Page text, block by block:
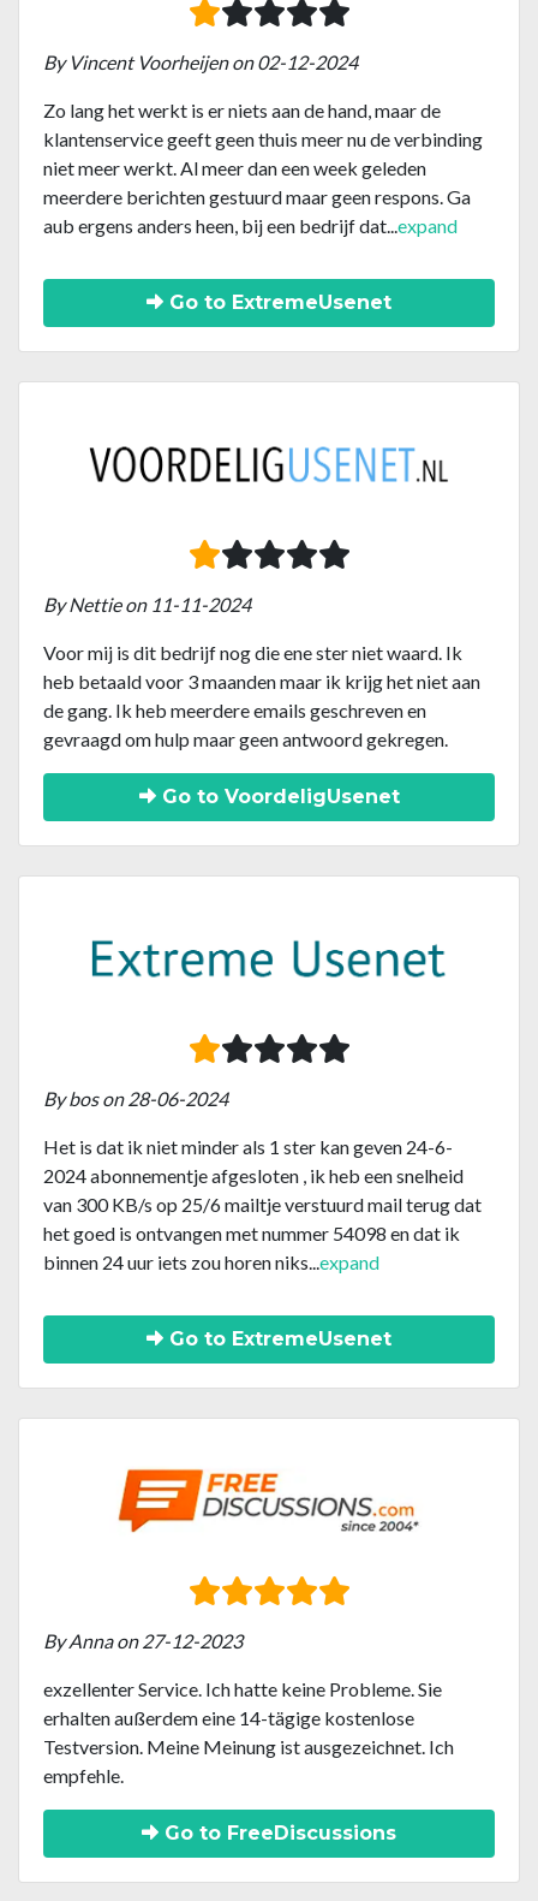
By Vincent Voorheijen on 02-12-2024
Zo lang het werkt is er niets aan de hand, maar de
klantenservice geeft geen thuis meer nu de verbinding
niet meer werkt. Al meer dan een week geleden
meerdere berichten gestuurd maar geen respons. Ga
aub ergens anders heen, bij een bedrijf dat expand
Go to ExtremeUsenet
By Nettie on 11-11-2024
Voor mij is dit bedrijf nog die ene ster niet waard. Ik
heb betaald voor 3 maanden maar ik krijg het niet aan
de gang. Ik heb meerdere emails geschreven en
gevraagd om hulp maar geen antwoord gekregen.
Go to VoordeligUsenet
By bos on 28-06-2024
Het is dat ik niet minder als 1 ster kan geven 24-6-
2024 abonnementje afgesloten , ik heb een snelheid
van 300 KB/s op 25/6 mailtje verstuurd mail terug dat
het goed is ontvangen met nummer 54098 en dat ik
binnen 24 uur iets zou horen niks expand
Go to ExtremeUsenet
By Anna on 27-12-2023
exzellenter Service. Ich hatte keine Probleme. Sie
erhalten außerdem eine 14-tägige kostenlose
Testversion. Meine Meinung ist ausgezeichnet. Ich
empfehle.
Go to FreeDiscussions